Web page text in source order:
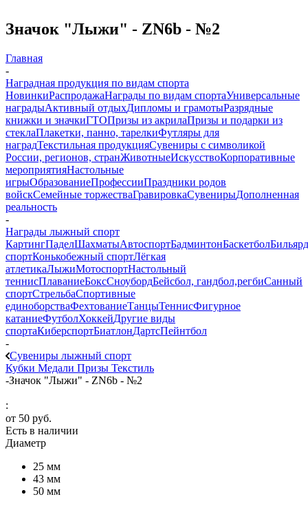
Значок "Лыжи" - ZN6b - №2
Главная
-
Наградная продукция по видам спорта
НовинкиРаспродажаНаграды по видам спортаУниверсальные
наградыАктивный отдыхДипломы и грамотыРазрядные
книжки и значкиГТОПризы из акрилаПризы и подарки из
стеклаПлакетки, панно, тарелкиФутляры для
наградТекстильная продукцияСувениры с символикой
России, регионов, странЖивотныеИскусствоКорпоративные
мероприятияНастольные
игрыОбразованиеПрофессииПраздники родов
войскСемейные торжестваГравировкаСувенирыДополненная
реальность
-
Награды лыжный спорт
КартингПаделШахматыАвтоспортБадминтонБаскетболБильярд
спортКонькобежный спортЛёгкая
атлетикаЛыжиМотоспортНастольный
теннисПлаваниеБоксСноубордБейсбол, гандбол,регбиСанный
спортСтрельбаСпортивные
единоборстваФехтованиеТанцыТеннисФигурное
катаниеФутболХоккейДругие виды
спортаКиберспортБиатлонДартсПейнтбол
-
Сувениры лыжный спорт
Кубки Медали Призы Текстиль
-Значок "Лыжи" - ZN6b - №2
:
от 50 руб.
Есть в наличии
Диаметр
25 мм
43 мм
50 мм